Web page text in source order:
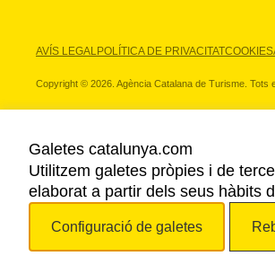
AVÍS LEGALPOLÍTICA DE PRIVACITATCOOKIES
Copyright © 2026. Agència Catalana de Turisme. Tots
ELS NOSTRES PARTNERS
Galetes catalunya.com
Utilitzem galetes pròpies i de
elaborat a partir dels seus hàbits
Configuració de galetes